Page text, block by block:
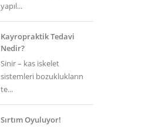
yapıl...
Kayropraktik Tedavi
Nedir?
Sinir – kas iskelet
sistemleri bozuklukların
te...
Sırtım Oyuluyor!